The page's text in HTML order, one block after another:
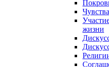
жизни